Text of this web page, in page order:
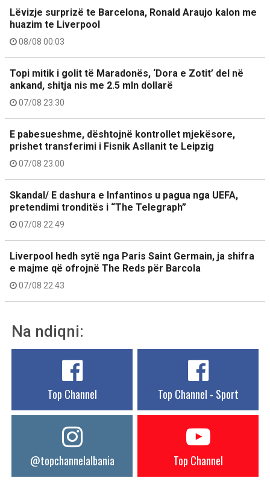
Lëvizje surprizë te Barcelona, Ronald Araujo kalon me
huazim te Liverpool
08/08 00:03
Topi mitik i golit të Maradonës, ‘Dora e Zotit’ del në
ankand, shitja nis me 2.5 mln dollarë
07/08 23:30
E pabesueshme, dështojnë kontrollet mjekësore,
prishet transferimi i Fisnik Asllanit te Leipzig
07/08 23:00
Skandal/ E dashura e Infantinos u pagua nga UEFA,
pretendimi tronditës i “The Telegraph”
07/08 22:49
Liverpool hedh sytë nga Paris Saint Germain, ja shifra
e majme që ofrojnë The Reds për Barcola
07/08 22:43
Na ndiqni:
Top Channel Top Channel - Sport
@topchannelalbania Top Channel